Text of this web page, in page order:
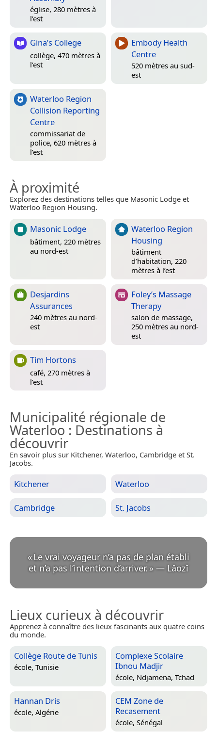
église, 280 mètres à
l’est
Gina’s College
collège, 470 mètres à
l’est
Embody Health
Centre
520 mètres au sud-
est
Waterloo Region
Collision Reporting
Centre
commissariat de
police, 620 mètres à
l’est
À proximité
Explorez des destinations telles que Masonic Lodge et
Waterloo Region Housing.
Masonic Lodge
bâtiment, 220 mètres
au nord-est
Waterloo Region
Housing
bâtiment
d’habitation, 220
mètres à l’est
Desjardins
Assurances
240 mètres au nord-
est
Foley’s Massage
Therapy
salon de massage,
250 mètres au nord-
est
Tim Hortons
café, 270 mètres à
l’est
Municipalité régionale de
Waterloo : Destinations à
découvrir
En savoir plus sur Kitchener, Waterloo, Cambridge et St.
Jacobs.
Kitchener Waterloo
Cambridge St. Jacobs
«Le vrai voyageur n’a pas de plan établi
et n’a pas l’intention d’arriver. » — Lǎozǐ
Lieux curieux à découvrir
Apprenez à connaître des lieux fascinants aux quatre coins
du monde.
Collège Route de Tunis
école, Tunisie
Complexe Scolaire
Ibnou Madjir
école, Ndjamena, Tchad
Hannan Dris
école, Algérie
CEM Zone de
Recasement
école, Sénégal